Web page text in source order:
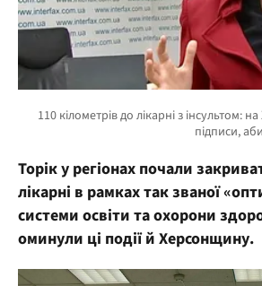
Торік у регіонах почали
лікарні в рамках так званої
системи освіти та охорони
оминули ці події й Херсонщину.